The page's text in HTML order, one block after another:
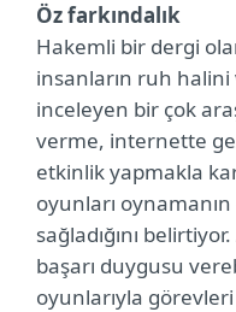
Öz farkındalık
Hakemli bir dergi
insanların ruh halini
inceleyen bir çok
verme, internette
etkinlik yapmakla
oyunları
sağladığını
başarı duygusu
oyunlarıyla